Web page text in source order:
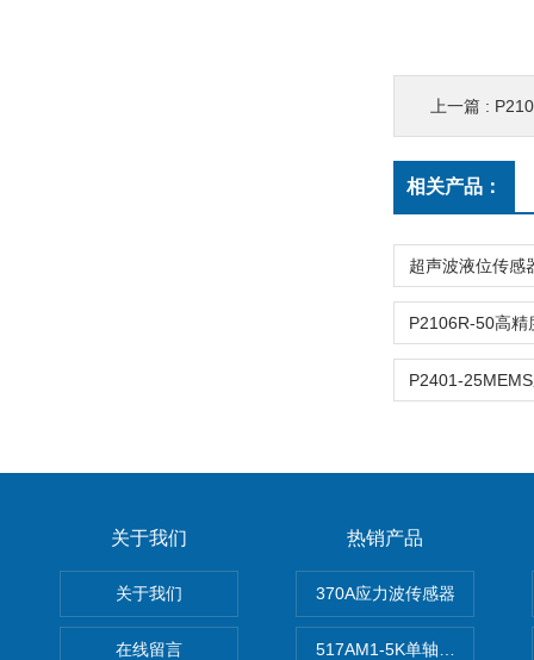
上一篇 :
相关产品：
P2401-
关于我们
关于我们
在线留言
热销产品
370A应力波传感器
517AM1-5K单轴冲击IEPE加